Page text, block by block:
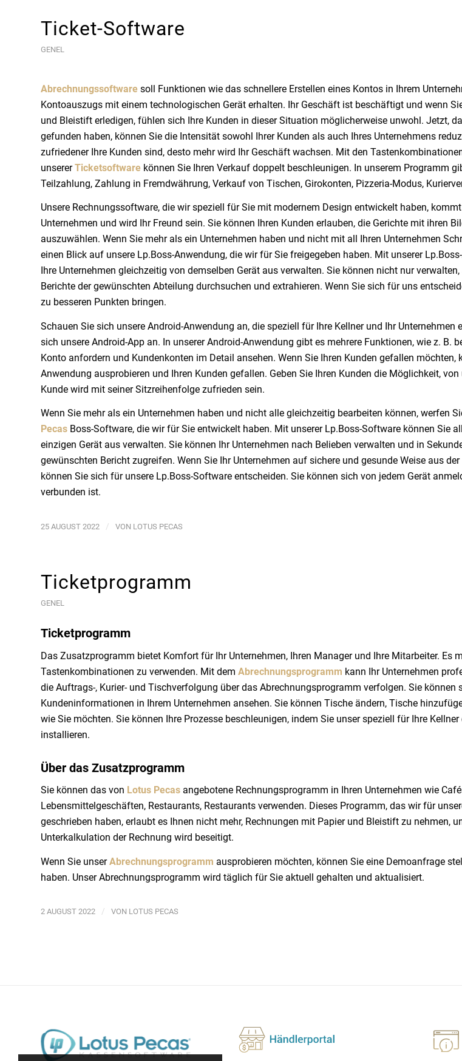
Ticket-Software
GENEL
Abrechnungssoftware soll Funktionen wie das schnellere Erstellen eines Kontos in Ihrem
Kontoauszugs mit einem technologischen Gerät erhalten. Ihr Geschäft ist beschäftigt und wenn
und Bleistift erledigen, fühlen sich Ihre Kunden in dieser Situation möglicherweise unwohl. Jetzt,
gefunden haben, können Sie die Intensität sowohl Ihrer Kunden als auch Ihres Unternehmens
zufriedener Ihre Kunden sind, desto mehr wird Ihr Geschäft wachsen. Mit den
unsererTicketsoftware können Sie Ihren Verkauf doppelt beschleunigen. In unserem Programm
Teilzahlung, Zahlung in Fremdwährung, Verkauf von Tischen, Girokonten, Pizzeria-Modus,
Unsere Rechnungssoftware, die wir speziell für Sie mit modernem Design entwickelt haben,
Unternehmen und wird Ihr Freund sein. Sie können Ihren Kunden erlauben, die Gerichte mit ihren
auszuwählen. Wenn Sie mehr als ein Unternehmen haben und nicht mit all Ihren Unternehmen
einen Blick auf unsere Lp.Boss-Anwendung, die wir für Sie freigegeben haben. Mit unserer
Ihre Unternehmen gleichzeitig von demselben Gerät aus verwalten. Sie können nicht nur
Berichte der gewünschten Abteilung durchsuchen und extrahieren. Wenn Sie sich für uns
zu besseren Punkten bringen.
Schauen Sie sich unsere Android-Anwendung an, die speziell für Ihre Kellner und Ihr Unternehmen
sich unsere Android-App an. In unserer Android-Anwendung gibt es mehrere Funktionen, wie z. B.
Konto anfordern und Kundenkonten im Detail ansehen. Wenn Sie Ihren Kunden gefallen möchten,
Anwendung ausprobieren und Ihren Kunden gefallen. Geben Sie Ihren Kunden die Möglichkeit,
Kunde wird mit seiner Sitzreihenfolge zufrieden sein.
Wenn Sie mehr als ein Unternehmen haben und nicht alle gleichzeitig bearbeiten können, werfen
Pecas Boss-Software, die wir für Sie entwickelt haben. Mit unserer Lp.Boss-Software können Sie
einzigen Gerät aus verwalten. Sie können Ihr Unternehmen nach Belieben verwalten und in
gewünschten Bericht zugreifen. Wenn Sie Ihr Unternehmen auf sichere und gesunde Weise aus
können Sie sich für unsere Lp.Boss-Software entscheiden. Sie können sich von jedem Gerät
verbunden ist.
25 AUGUST 2022 / VON LOTUS PECAS
Ticketprogramm
GENEL
Ticketprogramm
Das Zusatzprogramm bietet Komfort für Ihr Unternehmen, Ihren Manager und Ihre Mitarbeiter. Es
Tastenkombinationen zu verwenden. Mit dem Abrechnungsprogramm kann Ihr Unternehmen
die Auftrags-, Kurier- und Tischverfolgung über das Abrechnungsprogramm verfolgen. Sie können
Kundeninformationen in Ihrem Unternehmen ansehen. Sie können Tische ändern, Tische
wie Sie möchten. Sie können Ihre Prozesse beschleunigen, indem Sie unser speziell für Ihre
installieren.
Über das Zusatzprogramm
Sie können das von Lotus Pecas angebotene Rechnungsprogramm in Ihren Unternehmen wie
Lebensmittelgeschäften, Restaurants, Restaurants verwenden. Dieses Programm, das wir für
geschrieben haben, erlaubt es Ihnen nicht mehr, Rechnungen mit Papier und Bleistift zu nehmen,
Unterkalkulation der Rechnung wird beseitigt.
Wenn Sie unserAbrechnungsprogramm ausprobieren möchten, können Sie eine Demoanfrage
haben. Unser Abrechnungsprogramm wird täglich für Sie aktuell gehalten und aktualisiert.
2 AUGUST 2022 / VON LOTUS PECAS